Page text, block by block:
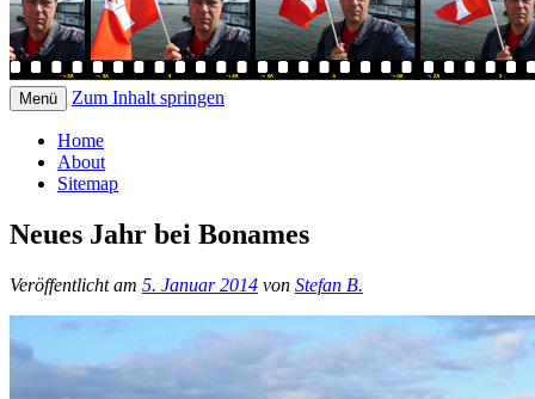
Menü Zum Inhalt springen
Home
About
Sitemap
Neues Jahr bei Bonames
Veröffentlicht am 5. Januar 2014 von Stefan B.